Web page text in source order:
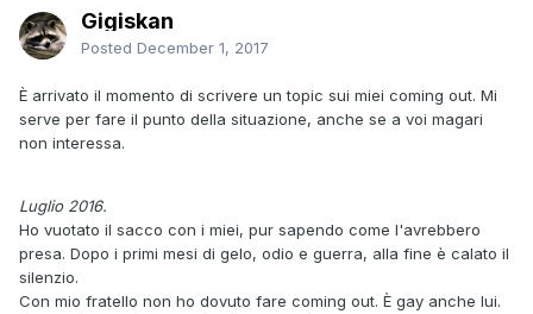
Gigiskan
Posted December 1, 2017
È arrivato il momento di scrivere un topic sui miei coming out. Mi
serve per fare il punto della situazione, anche se a voi magari
non interessa.
Luglio 2016.
Ho vuotato il sacco con i miei, pur sapendo come l'avrebbero
presa. Dopo i primi mesi di gelo, odio e guerra, alla fine è calato il
silenzio.
Con mio fratello non ho dovuto fare coming out. È gay anche lui.